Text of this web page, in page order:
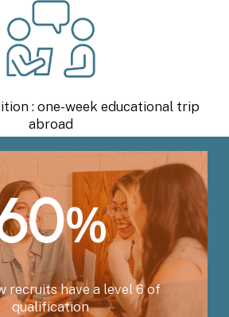
: one-week educational trip
abroad
%
recruits have a level 6 of
qualification